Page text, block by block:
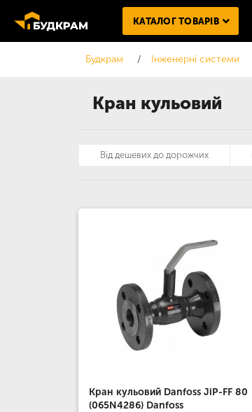
Кран кульовий
КАТАЛОГ ТОВАРІВ
Будкрам Інженерні системи
Кран кульовий Danfoss JiP-FF 80
(065N4286) Danfoss
Від дешевих до дорожчих